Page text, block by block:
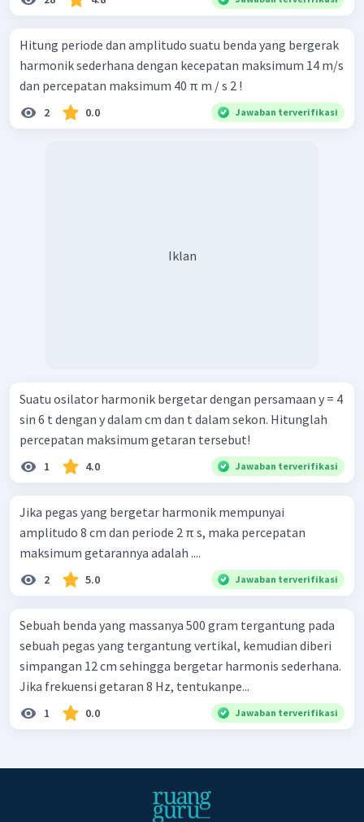
Hitung periode dan amplitudo suatu benda yang bergerak
harmonik sederhana dengan kecepatan maksimum 14 m/s
dan percepatan maksimum 40 π m / s 2 !
2 0.0 Jawaban terverifikasi
Iklan
Suatu osilator harmonik bergetar dengan persamaan y = 4
sin 6 t dengan y dalam cm dan t dalam sekon. Hitunglah
percepatan maksimum getaran tersebut!
1 4.0 Jawaban terverifikasi
Jika pegas yang bergetar harmonik mempunyai
amplitudo 8 cm dan periode 2 π s, maka percepatan
maksimum getarannya adalah ....
2 5.0 Jawaban terverifikasi
Sebuah benda yang massanya 500 gram tergantung pada
sebuah pegas yang tergantung vertikal, kemudian diberi
simpangan 12 cm sehingga bergetar harmonis sederhana.
Jika frekuensi getaran 8 Hz, tentukanpe...
1 0.0 Jawaban terverifikasi